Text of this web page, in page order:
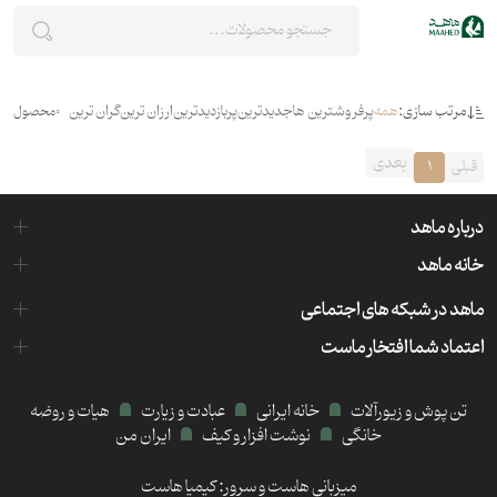
مرتب سازی:همهپرفروشترین هاجدیدترینپربازدیدترینارزان ترینگران ترین 0محصول
قبلی 1 بعدی
درباره ماهد
خانه ماهد
ماهد در شبکه های اجتماعی
اعتماد شما افتخار ماست
تن پوش و زیورآلات خانه ایرانی عبادت و زیارت
هیات و روضه
خانگی
نوشت افزار و کیف
ایران من
میزبانی هاست و سرور:کیمیا هاست